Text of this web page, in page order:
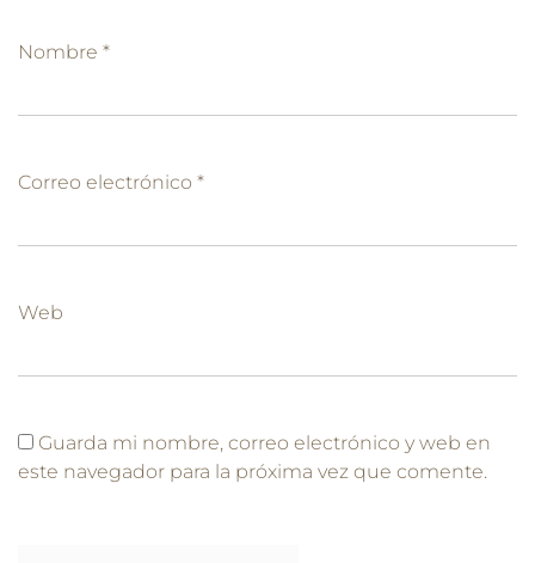
Nombre *
Correo electrónico *
Web
Guarda mi nombre, correo electrónico y web en
este navegador para la próxima vez que comente.